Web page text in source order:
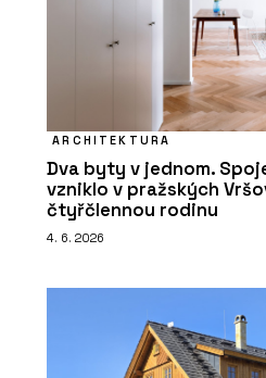
ARCHITEKTURA
Dva byty v jednom.
vzniklo v pražských
čtyřčlennou rodinu
4. 6. 2026